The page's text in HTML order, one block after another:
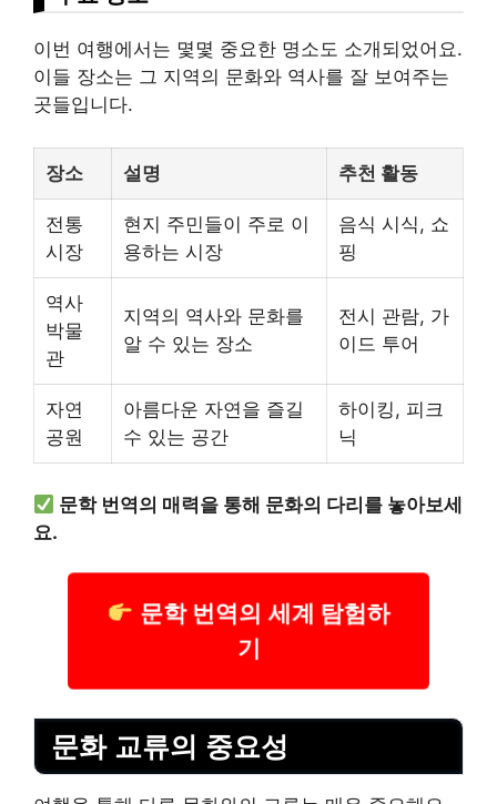
이번 여행에서는 몇몇 중요한 명소도 소개되었어요.
이들 장소는 그 지역의 문화와 역사를 잘 보여주는
곳들입니다.
장소 설명 추천 활동
전통
시장
현지 주민들이 주로 이
용하는 시장
음식 시식, 쇼
핑
역사
박물
관
지역의 역사와 문화를
알 수 있는 장소
전시 관람, 가
이드 투어
자연
공원
아름다운 자연을 즐길
수 있는 공간
하이킹, 피크
닉
문학 번역의 매력을 통해 문화의 다리를 놓아보세
요.
문학 번역의 세계 탐험하
기
문화 교류의 중요성